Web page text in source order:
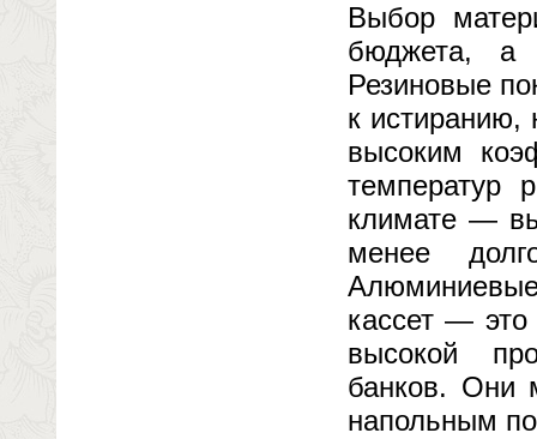
Выбор
бюджета, а
Резиновые
к истиранию,
высоким
температур
климате —
менее
кассет — это
высокой
банков. Они
напольным